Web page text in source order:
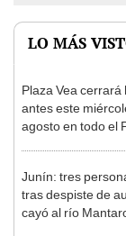
LO MÁS
Plaza Vea cerrará
antes este
agosto en todo el
Junín: tres
tras despiste de
cayó al río